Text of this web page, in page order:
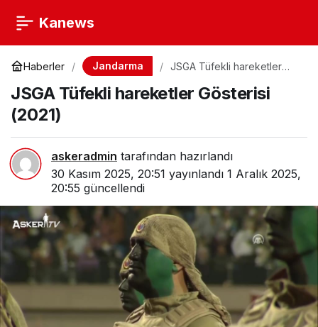
Kanews
Haberler Jandarma
JSGA Tüfekli hareketler
JSGA Tüfekli hareketler Gösterisi
(2021)
askeradmin tarafından hazırlandı
30 Kasım 2025, 20:51 yayınlandı 1 Aralık 2025,
20:55 güncellendi